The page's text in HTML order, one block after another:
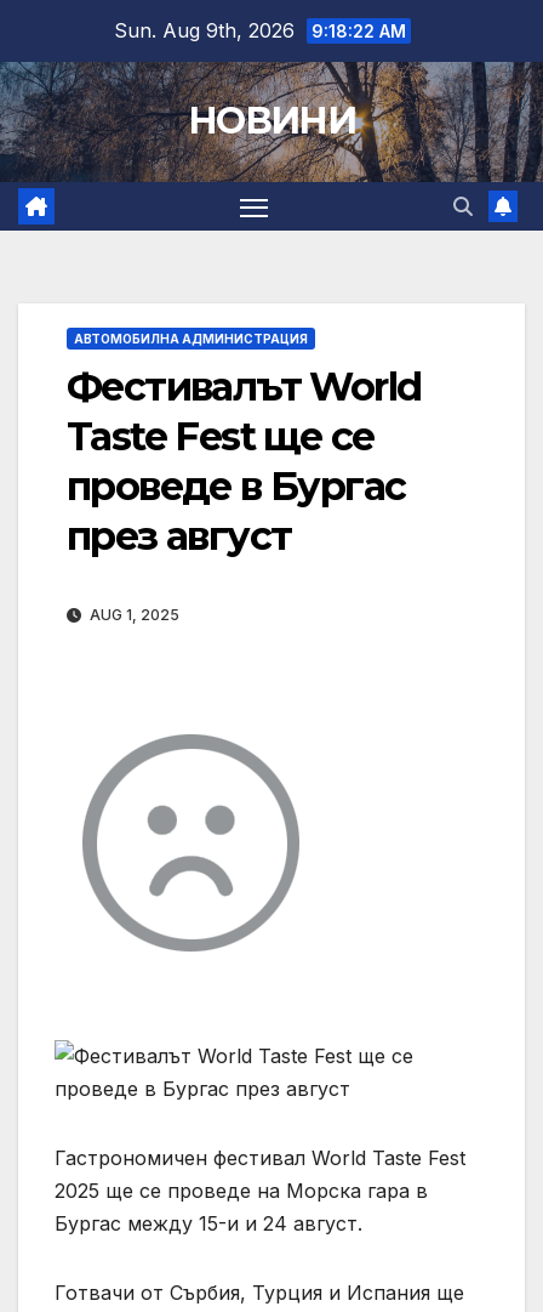
content
Sun. Aug 9th, 2026 9:18:23 AM
НОВИНИ
АВТОМОБИЛНА АДМИНИСТРАЦИЯ
Фестивалът World
Taste Fest ще се
проведе в Бургас
през август
AUG 1, 2025
Гастрономичен фестивал World Taste Fest
2025 ще се проведе на Морска гара в
Бургас между 15-и и 24 август.
Готвачи от Сърбия, Турция и Испания ще